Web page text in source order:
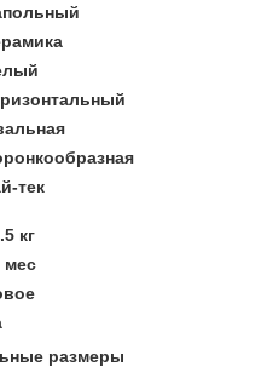
тек
кг
мес
размеры